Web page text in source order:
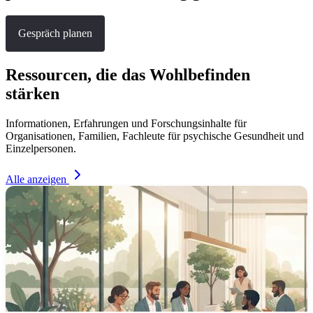
Vertraulichkeit der Mitarbeiter zu hundert Prozent.
Gespräch planen
Ressourcen, die das Wohlbefinden
stärken
Informationen, Erfahrungen und Forschungsinhalte für
Organisationen, Familien, Fachleute für psychische Gesundheit und
Einzelpersonen.
Alle anzeigen